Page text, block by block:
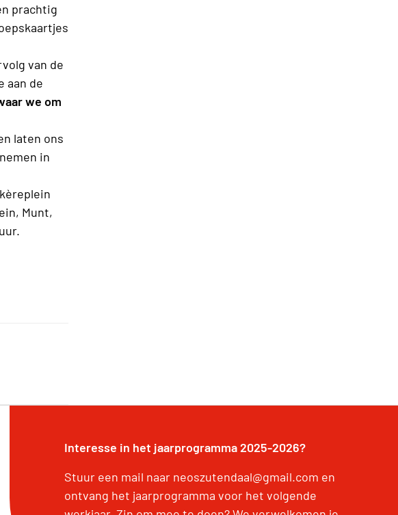
prachtig
van de
aan de
we om
laten ons
in
Munt,
Interesse in het jaarprogramma 2025-2026?
Stuur een mail naar neoszutendaal@gmail.com en
ontvang het jaarprogramma voor het volgende